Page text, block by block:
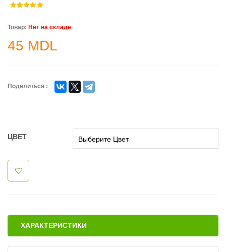
Товар: Нет на складе
45 MDL
Поделиться :
ЦВЕТ
ХАРАКТЕРИСТИКИ